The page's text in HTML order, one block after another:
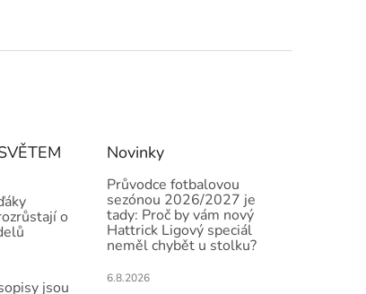
o
jsou
Novinky
Průvodce fotbalovou
sezónou 2026/2027 je
tady: Proč by vám nový
Hattrick Ligový speciál
neměl chybět u stolku?
6.8.2026